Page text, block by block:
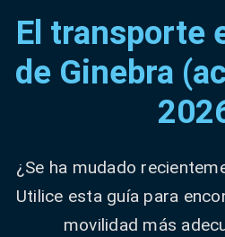
El transporte
de Ginebra
¿Se ha mudado
Utilice esta guía para
movilidad más